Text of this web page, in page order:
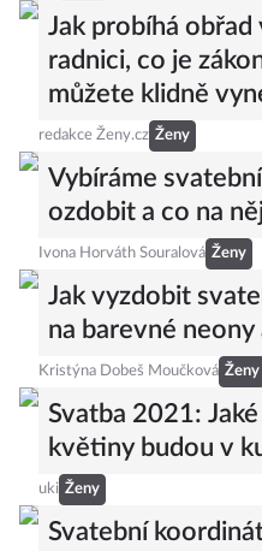
Jak probíhá obřad
radnici, co je
můžete klidně
redakce Ženy.cz Ženy
Vybíráme
ozdobit a co na
Ivona Horváth Souralová Ženy
Jak vyzdobit
na barevné
Kristýna Dobeš Moučková Ženy
Svatba 2021:
květiny budou v
uki Ženy
Svatební